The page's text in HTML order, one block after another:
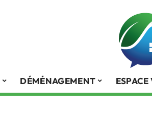
DÉMÉNAGEMENT ESPACE